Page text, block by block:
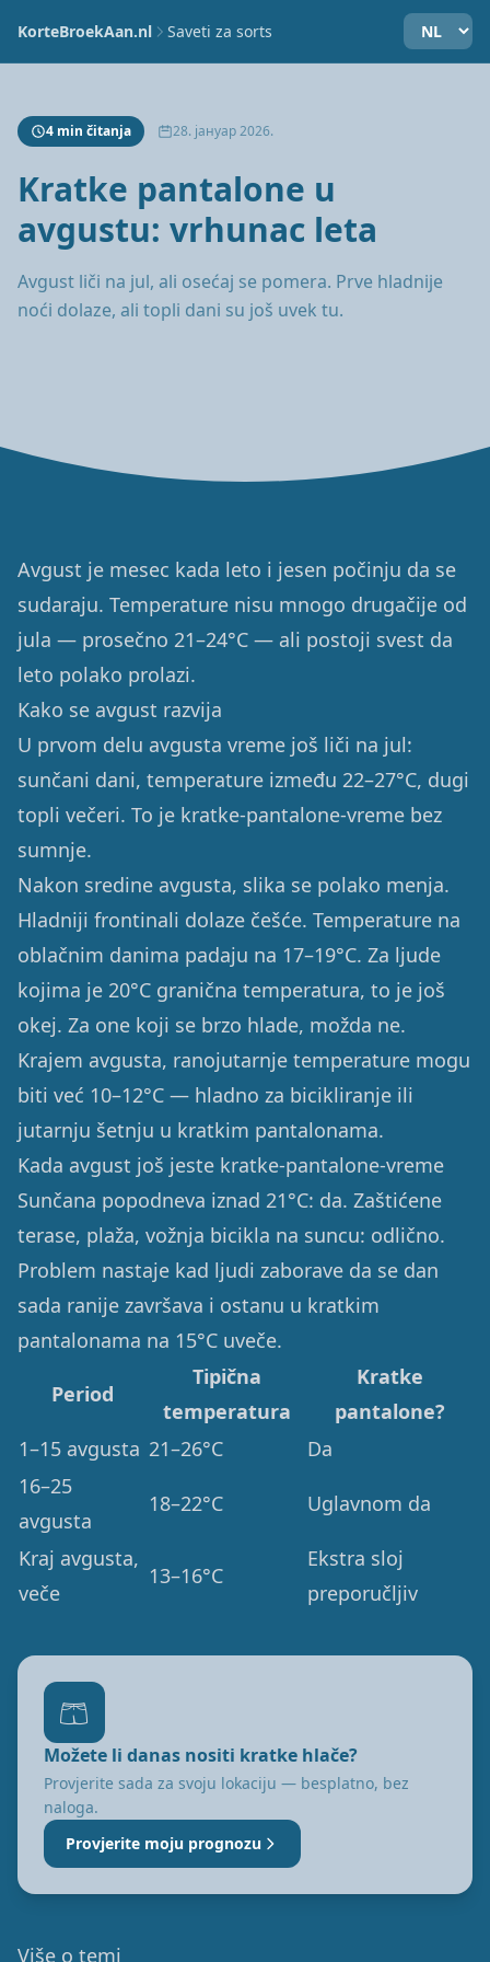
KorteBroekAan.nl Saveti za sorts
4 min čitanja 28. јануар 2026.
Kratke pantalone u
avgustu: vrhunac leta
Avgust liči na jul, ali osećaj se pomera. Prve hladnije
noći dolaze, ali topli dani su još uvek tu.
Avgust je mesec kada leto i jesen počinju da se
sudaraju. Temperature nisu mnogo drugačije od
jula — prosečno 21–24°C — ali postoji svest da
leto polako prolazi.
Kako se avgust razvija
U prvom delu avgusta vreme još liči na jul:
sunčani dani, temperature između 22–27°C, dugi
topli večeri. To je kratke-pantalone-vreme bez
sumnje.
Nakon sredine avgusta, slika se polako menja.
Hladniji frontinali dolaze češće. Temperature na
oblačnim danima padaju na 17–19°C. Za ljude
kojima je 20°C granična temperatura, to je još
okej. Za one koji se brzo hlade, možda ne.
Krajem avgusta, ranojutarnje temperature mogu
biti već 10–12°C — hladno za bicikliranje ili
jutarnju šetnju u kratkim pantalonama.
Kada avgust još jeste kratke-pantalone-vreme
Sunčana popodneva iznad 21°C: da. Zaštićene
terase, plaža, vožnja bicikla na suncu: odlično.
Problem nastaje kad ljudi zaborave da se dan
sada ranije završava i ostanu u kratkim
pantalonama na 15°C uveče.
Period
Tipična
temperatura
Kratke
pantalone?
1–15 avgusta 21–26°C
Da
16–25
avgusta
18–22°C Uglavnom da
Kraj avgusta,
veče
13–16°C
Ekstra sloj
preporučljiv
🩳
Možete li danas nositi kratke hlače?
Provjerite sada za svoju lokaciju — besplatno, bez
naloga.
Provjerite moju prognozu
Više o temi